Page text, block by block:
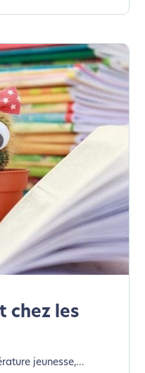
chez les
jeunesse,...